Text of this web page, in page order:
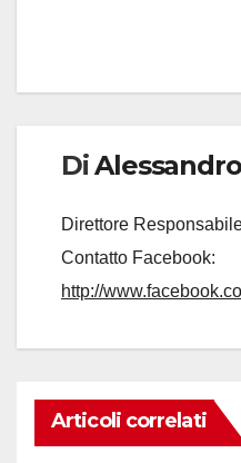
Di
Direttore
Contatto Facebook:
http://
Articoli correlati